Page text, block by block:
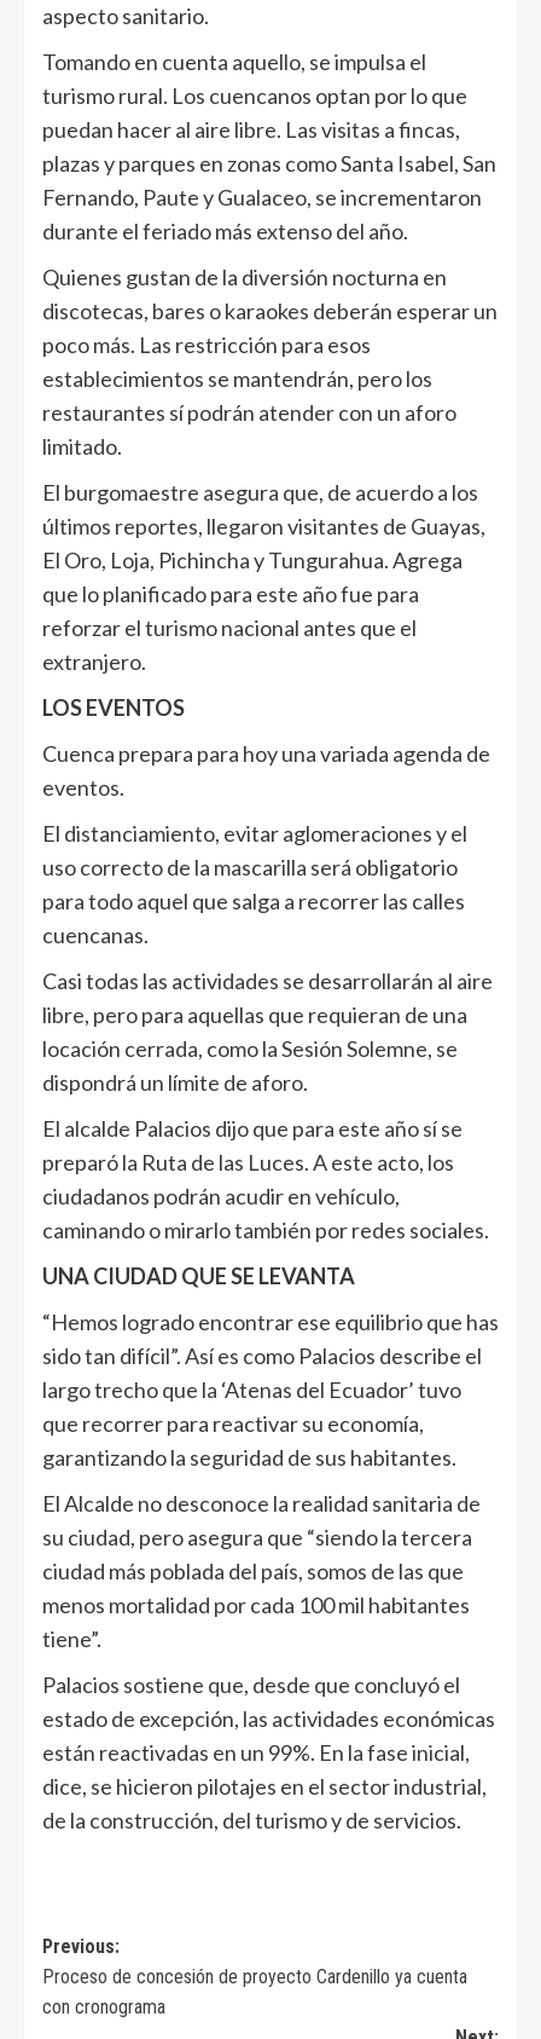
aspecto sanitario.
Tomando en cuenta aquello, se impulsa el
turismo rural. Los cuencanos optan por lo que
puedan hacer al aire libre. Las visitas a fincas,
plazas y parques en zonas como Santa Isabel, San
Fernando, Paute y Gualaceo, se incrementaron
durante el feriado más extenso del año.
Quienes gustan de la diversión nocturna en
discotecas, bares o karaokes deberán esperar un
poco más. Las restricción para esos
establecimientos se mantendrán, pero los
restaurantes sí podrán atender con un aforo
limitado.
El burgomaestre asegura que, de acuerdo a los
últimos reportes, llegaron visitantes de Guayas,
El Oro, Loja, Pichincha y Tungurahua. Agrega
que lo planificado para este año fue para
reforzar el turismo nacional antes que el
extranjero.
LOS EVENTOS
Cuenca prepara para hoy una variada agenda de
eventos.
El distanciamiento, evitar aglomeraciones y el
uso correcto de la mascarilla será obligatorio
para todo aquel que salga a recorrer las calles
cuencanas.
Casi todas las actividades se desarrollarán al aire
libre, pero para aquellas que requieran de una
locación cerrada, como la Sesión Solemne, se
dispondrá un límite de aforo.
El alcalde Palacios dijo que para este año sí se
preparó la Ruta de las Luces. A este acto, los
ciudadanos podrán acudir en vehículo,
caminando o mirarlo también por redes sociales.
UNA CIUDAD QUE SE LEVANTA
“Hemos logrado encontrar ese equilibrio que has
sido tan difícil”. Así es como Palacios describe el
largo trecho que la ‘Atenas del Ecuador’ tuvo
que recorrer para reactivar su economía,
garantizando la seguridad de sus habitantes.
El Alcalde no desconoce la realidad sanitaria de
su ciudad, pero asegura que “siendo la tercera
ciudad más poblada del país, somos de las que
menos mortalidad por cada 100 mil habitantes
tiene”.
Palacios sostiene que, desde que concluyó el
estado de excepción, las actividades económicas
están reactivadas en un 99%. En la fase inicial,
dice, se hicieron pilotajes en el sector industrial,
de la construcción, del turismo y de servicios.
Navegación
de
entradas
Previous:
Proceso de concesión de proyecto Cardenillo ya cuenta
con cronograma